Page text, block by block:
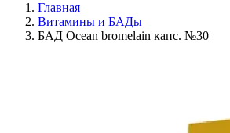
Главная
Витамины и БАДы
БАД Ocean bromelain капс. №30